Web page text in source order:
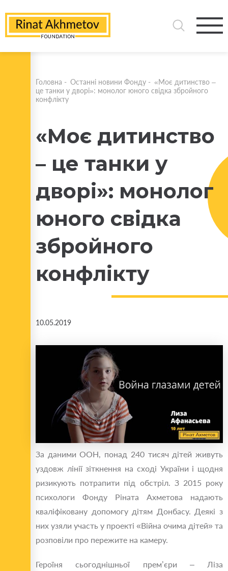
Головна - Останні новини Фонду - «Моє дитинство –
це танки у дворі»: монолог юного свідка збройного
конфлікту
«Моє дитинство
– це танки у
дворі»: монолог
юного свідка
збройного
конфлікту
10.05.2019
За даними ООН, понад 240 тисяч дітей живуть
уздовж лінії зіткнення на сході України і щодня
ризикують потрапити під обстріл. З 2015 року
психологи Фонду Ріната Ахметова надають
кваліфіковану допомогу дітям Донбасу. Деякі з
них узяли участь у проекті «Війна очима дітей» та
розповіли про пережите на камеру.
Героїня сьогоднішньої прем’єри – Ліза